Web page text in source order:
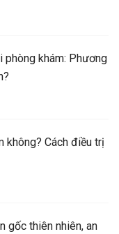
khám: Phương
không? Cách điều trị
gốc thiên nhiên, an